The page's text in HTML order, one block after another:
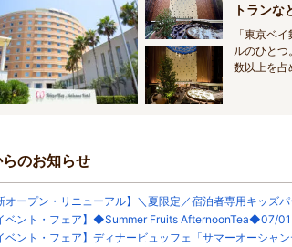
トランな
「東京ベ
ルのひと
数以上を占
の客室や
のお知らせ
オープン・リニューアル】＼夏限定／宿泊者専用キッズ
ベント・フェア】◆Summer Fruits AfternoonTea◆07/
ベント・フェア】ディナービュッフェ「サマーオーシャ